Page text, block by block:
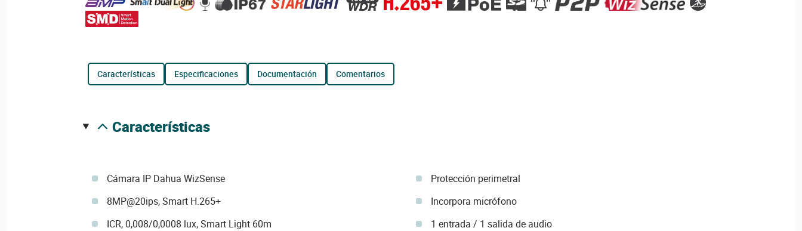
características especificaciones documentación comentarios
características
Cámara IP Dahua WizSense
8MP@20ips, Smart H.265+
ICR, 0,008/0,0008 lux, Smart Light 60m
Protección perimetral
Incorpora micrófono
1 entrada / 1 salida de audio